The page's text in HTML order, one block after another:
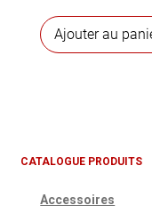
Ajouter au
CATALOGUE PRODUITS
Accessoires